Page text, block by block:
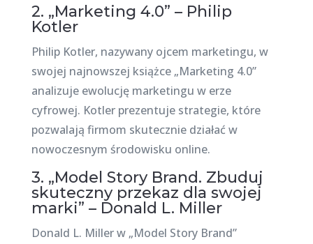
2. „Marketing 4.0” – Philip
Kotler
Philip Kotler, nazywany ojcem marketingu, w
swojej najnowszej książce „Marketing 4.0”
analizuje ewolucję marketingu w erze
cyfrowej. Kotler prezentuje strategie, które
pozwalają firmom skutecznie działać w
nowoczesnym środowisku online.
3. „Model Story Brand. Zbuduj
skuteczny przekaz dla swojej
marki” – Donald L. Miller
Donald L. Miller w „Model Story Brand”